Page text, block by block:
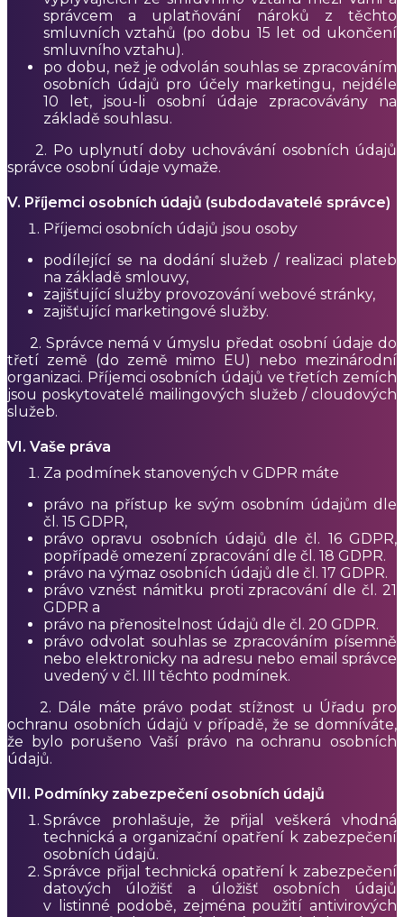
správcem a uplatňování nároků z těchto
smluvních vztahů (po dobu 15 let od ukončení
smluvního vztahu).
po dobu, než je odvolán souhlas se zpracováním
osobních údajů pro účely marketingu, nejdéle
10 let, jsou-li osobní údaje zpracovávány na
základě souhlasu.
2. Po uplynutí doby uchovávání osobních údajů
správce osobní údaje vymaže.
V. Příjemci osobních údajů (subdodavatelé správce)
Příjemci osobních údajů jsou osoby
podílející se na dodání služeb / realizaci plateb
na základě smlouvy,
zajišťující služby provozování webové stránky,
zajišťující marketingové služby.
2. Správce nemá v úmyslu předat osobní údaje do
třetí země (do země mimo EU) nebo mezinárodní
organizaci. Příjemci osobních údajů ve třetích zemích
jsou poskytovatelé mailingových služeb / cloudových
služeb.
VI. Vaše práva
Za podmínek stanovených v GDPR máte
právo na přístup ke svým osobním údajům dle
čl. 15 GDPR,
právo opravu osobních údajů dle čl. 16 GDPR,
popřípadě omezení zpracování dle čl. 18 GDPR.
právo na výmaz osobních údajů dle čl. 17 GDPR.
právo vznést námitku proti zpracování dle čl. 21
GDPR a
právo na přenositelnost údajů dle čl. 20 GDPR.
právo odvolat souhlas se zpracováním písemně
nebo elektronicky na adresu nebo email správce
uvedený v čl. III těchto podmínek.
2. Dále máte právo podat stížnost u Úřadu pro
ochranu osobních údajů v případě, že se domníváte,
že bylo porušeno Vaší právo na ochranu osobních
údajů.
VII. Podmínky zabezpečení osobních údajů
Správce prohlašuje, že přijal veškerá vhodná
technická a organizační opatření k zabezpečení
osobních údajů.
Správce přijal technická opatření k zabezpečení
datových úložišť a úložišť osobních údajů
v listinné podobě, zejména použití antivirových